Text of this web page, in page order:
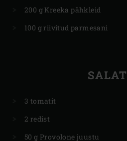
200 g Kreeka pähkleid
100 g riivitud parmesani
SALAT
3 tomatit
2 redist
50 g Provolone juustu